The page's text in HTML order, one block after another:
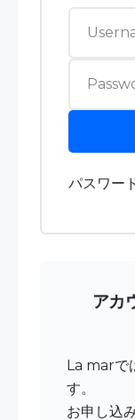
パスワー
アカ
La marで
す。
お申し込